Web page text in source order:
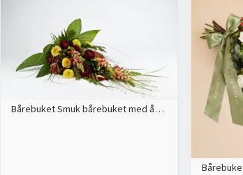
Bårebuket Smuk bårebuket med årstidens blomster